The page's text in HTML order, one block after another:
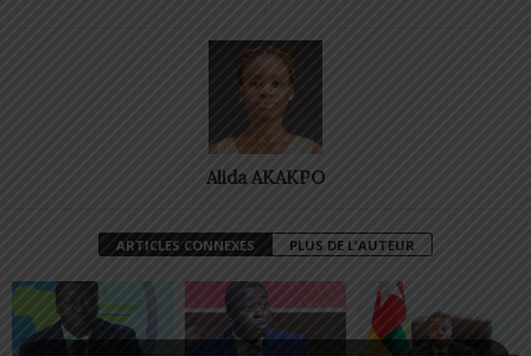
Alida AKAKPO
ARTICLES CONNEXES PLUS DE L'AUTEUR